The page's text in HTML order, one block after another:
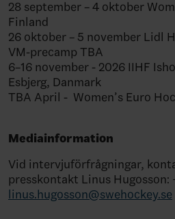
28 september – 4 oktober
Finland
26 oktober – 5 november Lidl
VM-precamp TBA
6–16 november - 2026 IIHF
Esbjerg, Danmark
TBA April - Women’s Euro
Mediainformation
Vid intervjuförfrågningar,
presskontakt Linus
linus.hugosson@swehockey.se